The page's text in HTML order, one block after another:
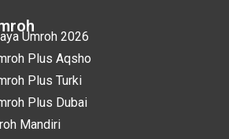
Umroh 2026
Plus Aqsho
Plus Turki
Plus Dubai
Mandiri